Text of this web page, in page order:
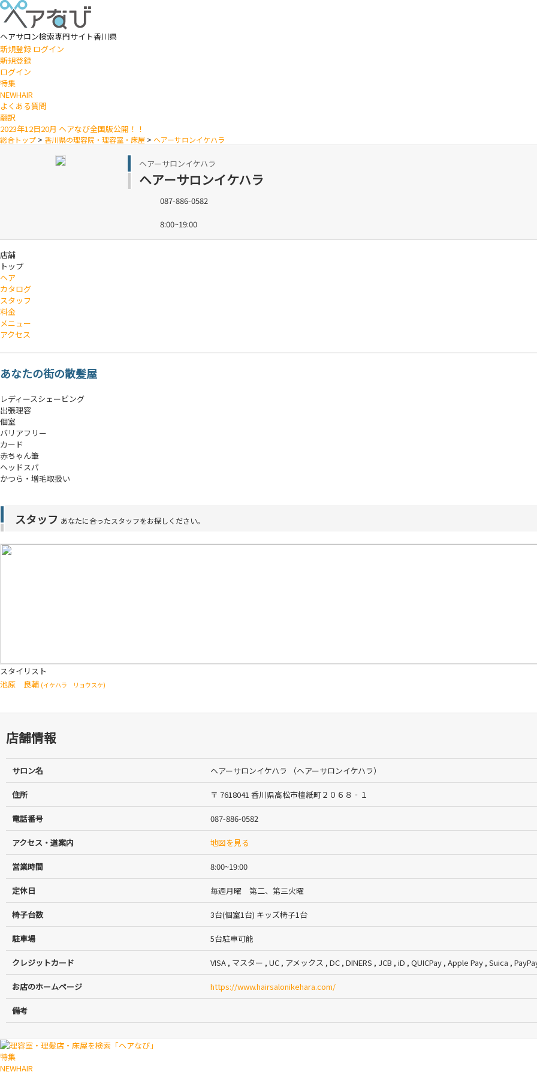
ヘアサロン検索専門サイト香川県
新規登録 ログイン
新規登録
ログイン
特集
NEWHAIR
よくある質問
翻訳
2023年12日20月 ヘアなび全国版公開！！
総合トップ > 香川県の理容院・理容室・床屋 > ヘアーサロンイケハラ
ヘアーサロンイケハラ
ヘアーサロンイケハラ
087-886-0582
8:00~19:00
店舗
トップ
ヘア
カタログ
スタッフ
料金
メニュー
アクセス
あなたの街の散髪屋
レディースシェービング
出張理容
個室
バリアフリー
カード
赤ちゃん筆
ヘッドスパ
かつら・増毛取扱い
スタッフ あなたに合ったスタッフをお探しください。
スタイリスト
池原 良輔 (イケハラ リョウスケ)
店舗情報
サロン名 ヘアーサロンイケハラ （ヘアーサロンイケハラ）
住所 〒 7618041 香川県高松市檀紙町２０６８‐１
電話番号 087-886-0582
アクセス・道案内 地図を見る
営業時間 8:00~19:00
定休日 毎週月曜 第二、第三火曜
椅子台数 3台(個室1台) キッズ椅子1台
駐車場 5台駐車可能
クレジットカード VISA , マスター , UC , アメックス , DC , DINERS , JCB , iD , QUICPay , Apple Pay , Suica ,
お店のホームページ https://www.hairsalonikehara.com/
備考
特集
NEWHAIR